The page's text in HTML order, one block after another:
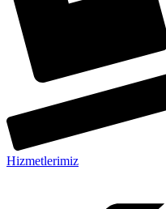
Hizmetlerimiz